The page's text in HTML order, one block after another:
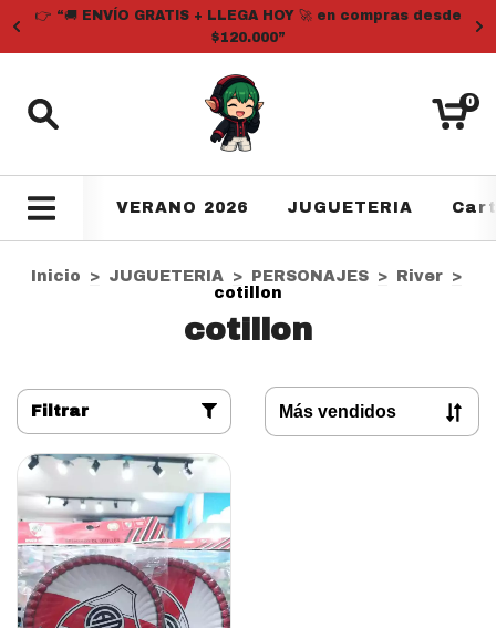
👉 “🚚 ENVÍO GRATIS + LLEGA HOY 🚀 en compras desde
$120.000”
0
VERANO 2026 JUGUETERIA
Inicio > JUGUETERIA > PERSONAJES > River >
cotillon
cotillon
Filtrar